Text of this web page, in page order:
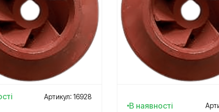
Артикул: 16928
В наявності